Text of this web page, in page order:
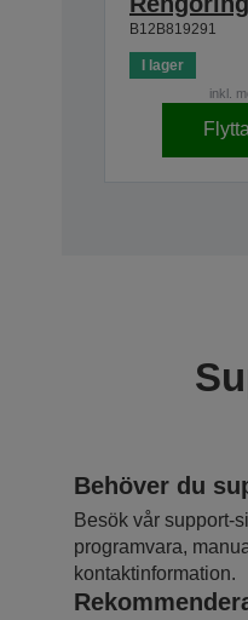
B12B819291
I lager
inkl.
Behöver du
Besök vår support-
programvara,
kontaktinformation.